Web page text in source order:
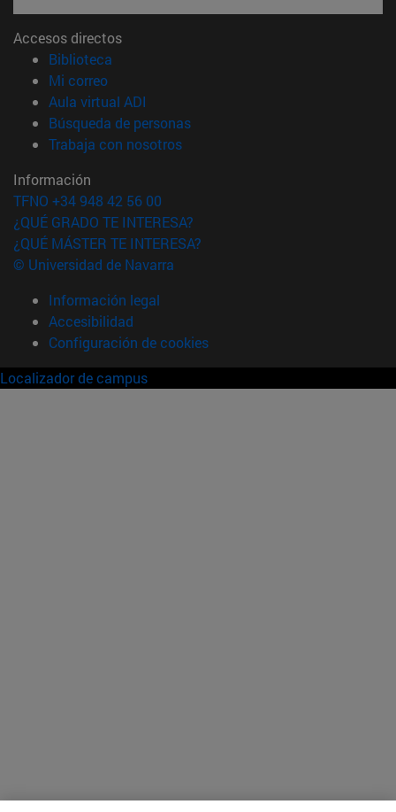
Accesos directos
Biblioteca
Mi correo(abre en nueva ventana)
Aula virtual ADI
Búsqueda de personas(abre en nueva ventana)
Trabaja con nosotros(abre en nueva ventana)
Información
TFNO +34 948 42 56 00
¿QUÉ GRADO TE INTERESA?
¿QUÉ MÁSTER TE INTERESA?
© Universidad de Navarra
Información legal
Accesibilidad
Configuración de cookies
Localizador de campus